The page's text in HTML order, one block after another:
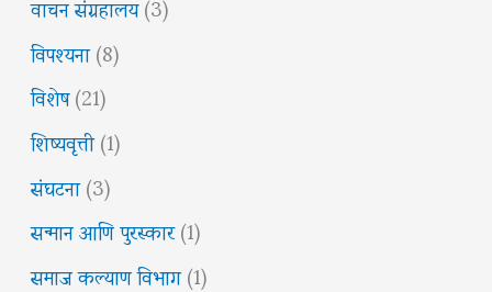
विपश्यना(8)
विशेष(21)
शिष्यवृत्ती(1)
संघटना(3)
सन्मान आणि पुरस्कार(1)
समाज कल्याण विभाग(1)